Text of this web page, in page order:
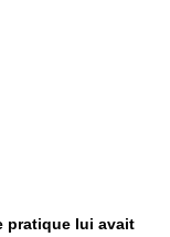
pratique lui avait